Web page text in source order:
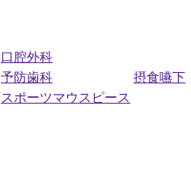
口腔外科
摂食嚥下
予防歯科
スポーツマウスピース